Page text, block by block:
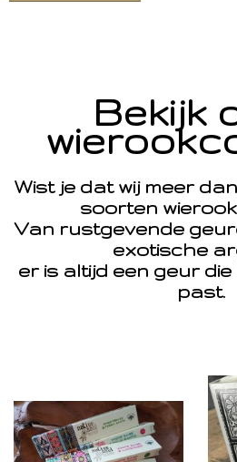
Bekijk
Wist je dat wij meer
soorten
Van rustgevende
exotische
er is altijd een geur
past.